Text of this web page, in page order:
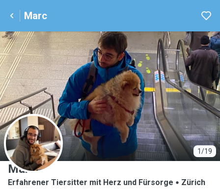
Marc
1/19
M
Marc
Erfahrener Tiersitter mit Herz und Fürsorge
Zürich